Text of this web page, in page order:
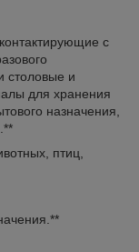
с
столовые и
для хранения
назначения,
птиц,